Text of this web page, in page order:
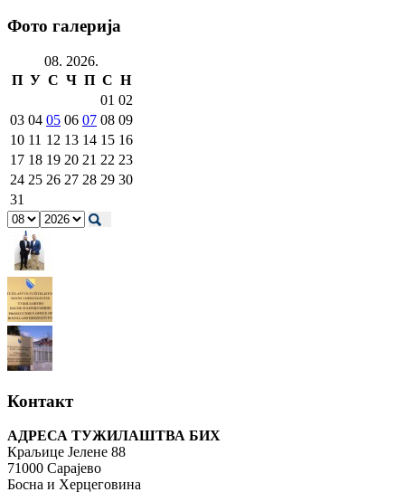
Фото галерија
08. 2026.
П У С Ч П С Н
01 02
03 04 05 06 07 08 09
10 11 12 13 14 15 16
17 18 19 20 21 22 23
24 25 26 27 28 29 30
31
Контакт
АДРЕСА ТУЖИЛАШТВА БИХ
Краљице Јелене 88
71000 Сарајево
Босна и Херцеговина